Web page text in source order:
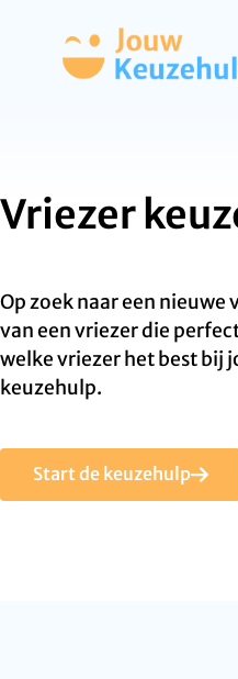
Vriezer
Op zoek naar een
van een vriezer die
welke vriezer het best bij
keuzehulp.
Start de keuzehulp